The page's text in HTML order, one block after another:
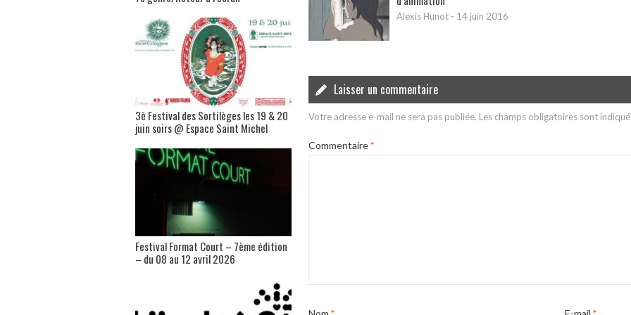
Alexis Hunot - 14 juin 2016
Laisser un commentaire
Votre adresse e-mail ne sera pas publiée. Les champs obligatoires sont
Commentaire*
3è Festival des Sortilèges les 19 & 20
juin soirs @ Espace Saint Michel
Festival Format Court – 7ème édition
– du 08 au 12 avril 2026